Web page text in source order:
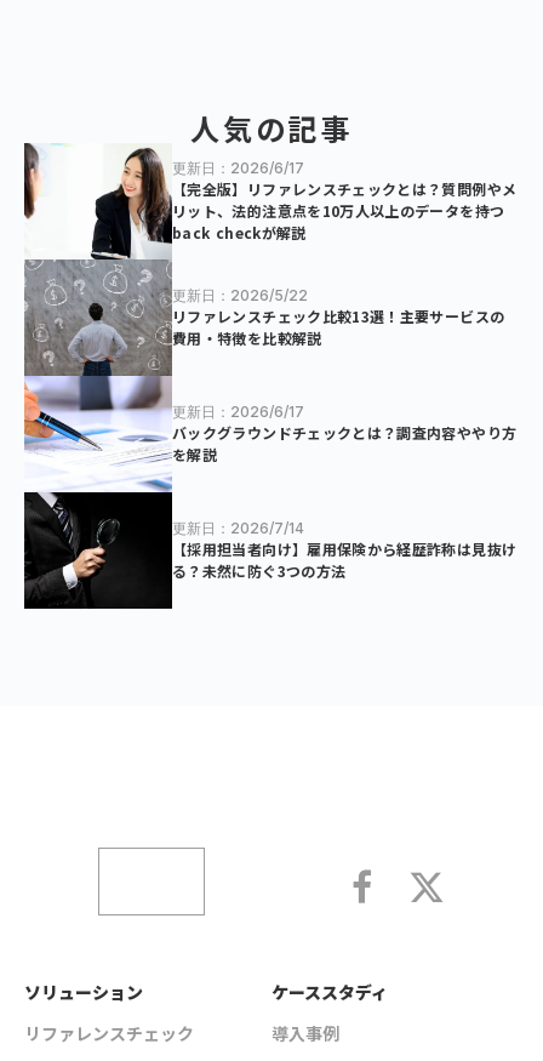
人気の記事
更新日：2026/6/17
【完全版】リファレンスチェックとは？質問例やメ
リット、法的注意点を10万人以上のデータを持つ
back checkが解説
更新日：2026/5/22
リファレンスチェック比較13選！主要サービスの
費用・特徴を比較解説
更新日：2026/6/17
バックグラウンドチェックとは？調査内容ややり方
を解説
更新日：2026/7/14
【採用担当者向け】雇用保険から経歴詐称は見抜け
る？未然に防ぐ3つの方法
ソリューション
リファレンスチェック
ケーススタディ
導入事例